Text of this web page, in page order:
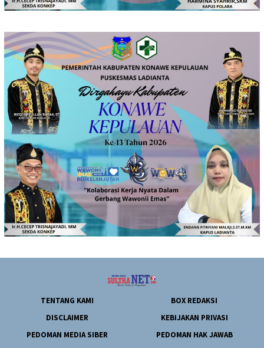
TENTANG KAMI
BOX REDAKSI
DISCLAIMER
KEBIJAKAN PRIVASI
PEDOMAN MEDIA SIBER
PEDOMAN HAK JAWAB